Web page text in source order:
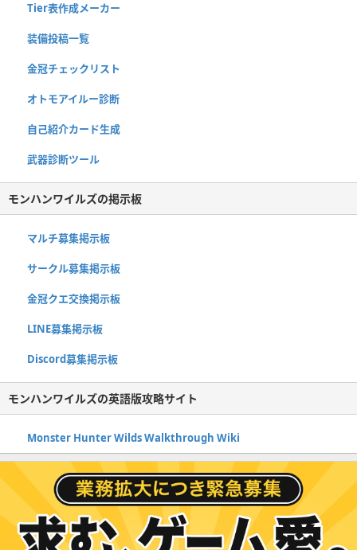
Tier表作成メーカー
装備投稿一覧
金冠チェックリスト
オトモアイルー診断
自己紹介カード生成
武器診断ツール
モンハンワイルズの掲示板
マルチ募集掲示板
サークル募集掲示板
金冠クエ交換掲示板
LINE募集掲示板
Discord募集掲示板
モンハンワイルズの英語版攻略サイト
Monster Hunter Wilds Walkthrough Wiki